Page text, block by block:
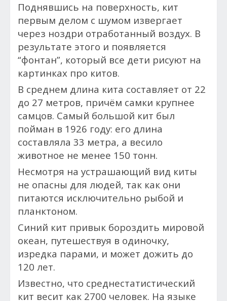
Поднявшись на поверхность, кит
первым делом с шумом извергает
через ноздри отработанный воздух. В
результате этого и появляется
“фонтан”, который все дети рисуют на
картинках про китов.
В среднем длина кита составляет от 22
до 27 метров, причём самки крупнее
самцов. Самый большой кит был
пойман в 1926 году: его длина
составляла 33 метра, а весило
животное не менее 150 тонн.
Несмотря на устрашающий вид киты
не опасны для людей, так как они
питаются исключительно рыбой и
планктоном.
Синий кит привык бороздить мировой
океан, путешествуя в одиночку,
изредка парами, и может дожить до
120 лет.
Известно, что среднестатистический
кит весит как 2700 человек. На языке